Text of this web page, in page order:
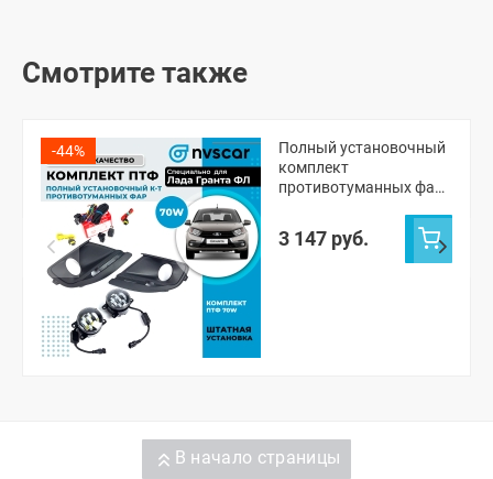
Смотрите также
-44%
Полный установочный
комплект
противотуманных фар
70W Лада Гранта ФЛ
3 147 руб.
В начало страницы